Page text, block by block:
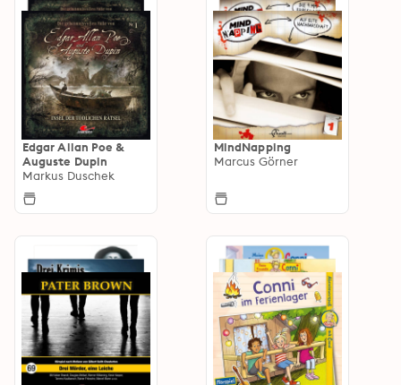
Edgar Allan Poe &
Auguste Dupin
Markus Duschek
MindNapping
Marcus Görner